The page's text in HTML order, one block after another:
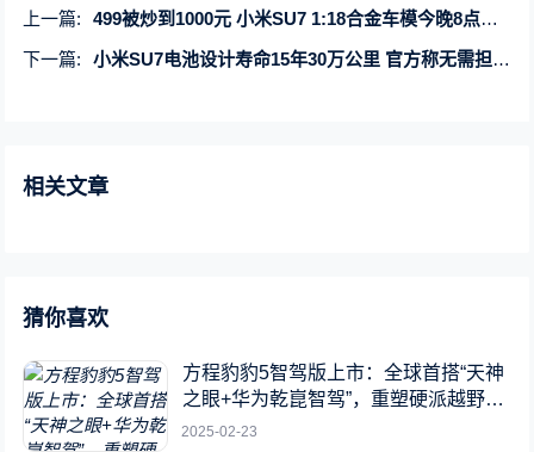
上一篇:
499被炒到1000元 小米SU7 1:18合金车模今晚8点再次开售
下一篇:
小米SU7电池设计寿命15年30万公里 官方称无需担心使用寿命
相关文章
猜你喜欢
方程豹豹5智驾版上市：全球首搭“天神
之眼+华为乾崑智驾”，重塑硬派越野新
标杆
2025-02-23